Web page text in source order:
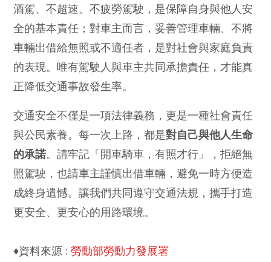
酒駕、不超速、不疲勞駕駛，是保障自身與他人安
全的基本責任；對車主而言，妥善管理車輛、不將
車輛出借給無照或不適任者，是對社會與家庭負責
的表現。唯有駕駛人與車主共同承擔責任，才能真
正降低交通事故發生率。
交通安全不僅是一項法律義務，更是一種社會責任
與公民素養。每一次上路，都是對自己與他人生命
的承諾。請牢記「開車騎車，有照才行」，拒絕無
照駕駛，也請車主謹慎出借車輛，避免一時方便造
成終身遺憾。讓我們共同遵守交通法規，攜手打造
更安全、更安心的用路環境。
♦資料來源 :勞動部勞動力發展署